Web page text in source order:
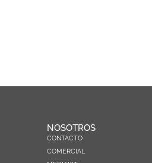
NOSOTROS
CONTACTO
COMERCIAL